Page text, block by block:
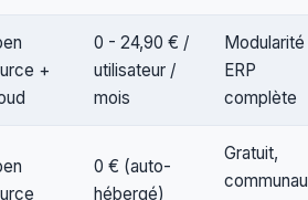
+
0 - 24,90 € /
utilisateur /
mois
Modularité
ERP
complète
0 € (auto-
hébergé)
Gratuit,